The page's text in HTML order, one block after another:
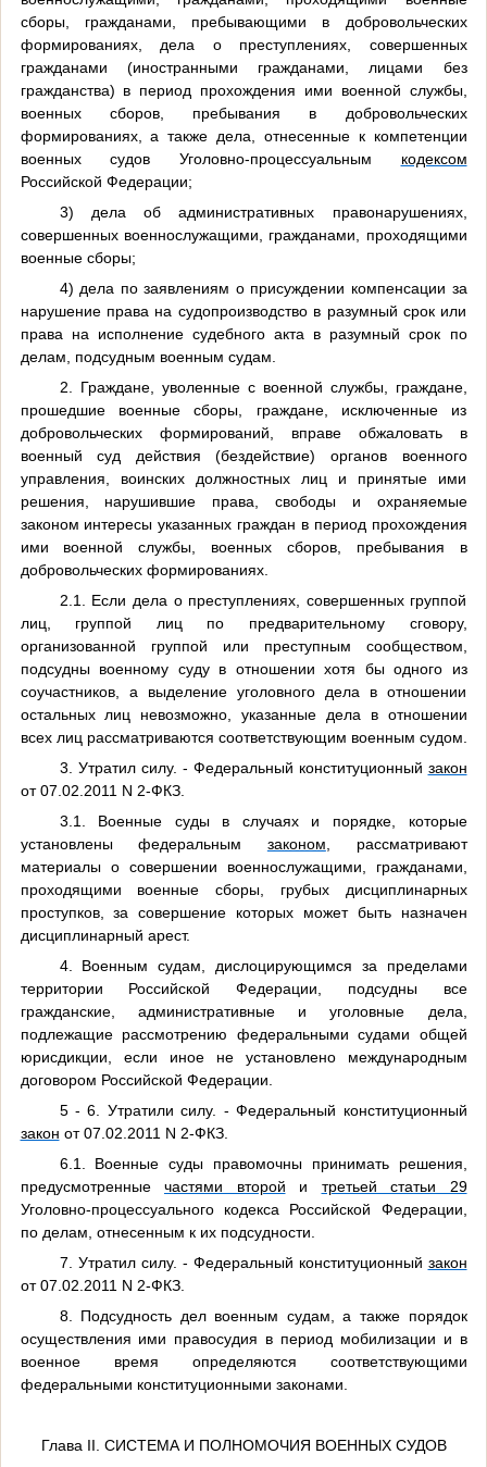
сборы, гражданами, пребывающими в добровольческих
формированиях, дела о преступлениях, совершенных
гражданами (иностранными гражданами, лицами без
гражданства) в период прохождения ими военной службы,
военных сборов, пребывания в добровольческих
формированиях, а также дела, отнесенные к компетенции
военных судов Уголовно-процессуальным кодексом
Российской Федерации;
3) дела об административных правонарушениях,
совершенных военнослужащими, гражданами, проходящими
военные сборы;
4) дела по заявлениям о присуждении компенсации за
нарушение права на судопроизводство в разумный срок или
права на исполнение судебного акта в разумный срок по
делам, подсудным военным судам.
2. Граждане, уволенные с военной службы, граждане,
прошедшие военные сборы, граждане, исключенные из
добровольческих формирований, вправе обжаловать в
военный суд действия (бездействие) органов военного
управления, воинских должностных лиц и принятые ими
решения, нарушившие права, свободы и охраняемые
законом интересы указанных граждан в период прохождения
ими военной службы, военных сборов, пребывания в
добровольческих формированиях.
2.1. Если дела о преступлениях, совершенных группой
лиц, группой лиц по предварительному сговору,
организованной группой или преступным сообществом,
подсудны военному суду в отношении хотя бы одного из
соучастников, а выделение уголовного дела в отношении
остальных лиц невозможно, указанные дела в отношении
всех лиц рассматриваются соответствующим военным судом.
3. Утратил силу. - Федеральный конституционный закон
от 07.02.2011 N 2-ФКЗ.
3.1. Военные суды в случаях и порядке, которые
установлены федеральным законом , рассматривают
материалы о совершении военнослужащими, гражданами,
проходящими военные сборы, грубых дисциплинарных
проступков, за совершение которых может быть назначен
дисциплинарный арест.
4. Военным судам, дислоцирующимся за пределами
территории Российской Федерации, подсудны все
гражданские, административные и уголовные дела,
подлежащие рассмотрению федеральными судами общей
юрисдикции, если иное не установлено международным
договором Российской Федерации.
5 - 6. Утратили силу. - Федеральный конституционный
закон от 07.02.2011 N 2-ФКЗ.
6.1. Военные суды правомочны принимать решения,
предусмотренные частями второй и третьей статьи 29
Уголовно-процессуального кодекса Российской Федерации,
по делам, отнесенным к их подсудности.
7. Утратил силу. - Федеральный конституционный закон
от 07.02.2011 N 2-ФКЗ.
8. Подсудность дел военным судам, а также порядок
осуществления ими правосудия в период мобилизации и в
военное время определяются соответствующими
федеральными конституционными законами.
Глава II. СИСТЕМА И ПОЛНОМОЧИЯ ВОЕННЫХ СУДОВ